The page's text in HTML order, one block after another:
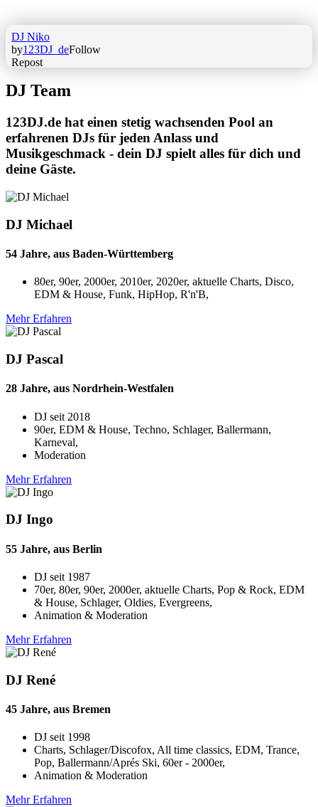
DJ Team
123DJ.de hat einen stetig wachsenden Pool an
erfahrenen DJs für jeden Anlass und
Musikgeschmack - dein DJ spielt alles für dich und
deine Gäste.
DJ Michael
54 Jahre, aus Baden-Württemberg
80er, 90er, 2000er, 2010er, 2020er, aktuelle Charts, Disco,
EDM & House, Funk, HipHop, R'n'B,
Mehr Erfahren
DJ Pascal
28 Jahre, aus Nordrhein-Westfalen
DJ seit 2018
90er, EDM & House, Techno, Schlager, Ballermann,
Karneval,
Moderation
Mehr Erfahren
DJ Ingo
55 Jahre, aus Berlin
DJ seit 1987
70er, 80er, 90er, 2000er, aktuelle Charts, Pop & Rock, EDM
& House, Schlager, Oldies, Evergreens,
Animation & Moderation
Mehr Erfahren
DJ René
45 Jahre, aus Bremen
DJ seit 1998
Charts, Schlager/Discofox, All time classics, EDM, Trance,
Pop, Ballermann/Aprés Ski, 60er - 2000er,
Animation & Moderation
Mehr Erfahren